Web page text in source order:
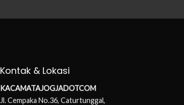
Kontak & Lokasi
KACAMATAJOGJADOTCOM
Jl. Cempaka No.36, Caturtunggal,